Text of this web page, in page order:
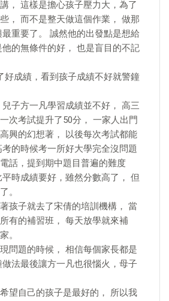
， 這樣是擔心孩子壓力大，為了
， 而不是整天做這個作業， 做那
重要了。 誠然他的出發點是想給
的無條件的好， 也是盲目的不記
好成績，看到孩子成績不好就警鐘
子方一凡學習成績並不好， 高三
次考試提升了50分， 一家人出門
興的幻想著， 以後每次考試都能
的時候考一所好大學完全沒問題
話，提到期中題目普遍的難度
時成績要好，雖然分數高了， 但
。
孩子就去了宋倩的培訓機構， 當
有的補習班， 每天放學就來補
。
問題的時候， 相信每個家長都是
法最後讓方一凡也很惱火，母子
望自己的孩子是最好的， 所以我